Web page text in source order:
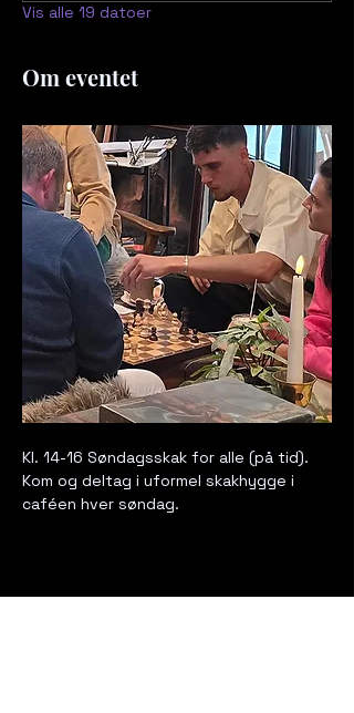
Vis alle 19 datoer
Om eventet
Kl. 14-16 Søndagsskak for alle (på tid).
Kom og deltag i uformel skakhygge i
caféen hver søndag.